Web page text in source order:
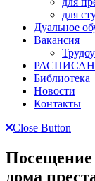
для
Дуальное
Вакансия
Библиотека
Новости
Контакты
Close Button
дома